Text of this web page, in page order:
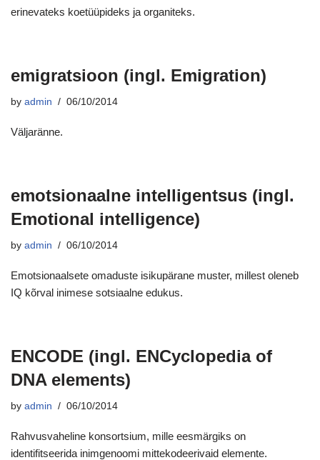
erinevateks koetüüpideks ja organiteks.
emigratsioon (ingl. Emigration)
by admin 06/10/2014
Väljaränne.
emotsionaalne intelligentsus (ingl.
Emotional intelligence)
by admin 06/10/2014
Emotsionaalsete omaduste isikupärane muster, millest oleneb
IQ kõrval inimese sotsiaalne edukus.
ENCODE (ingl. ENCyclopedia of
DNA elements)
by admin 06/10/2014
Rahvusvaheline konsortsium, mille eesmärgiks on
identifitseerida inimgenoomi mittekodeerivaid elemente.